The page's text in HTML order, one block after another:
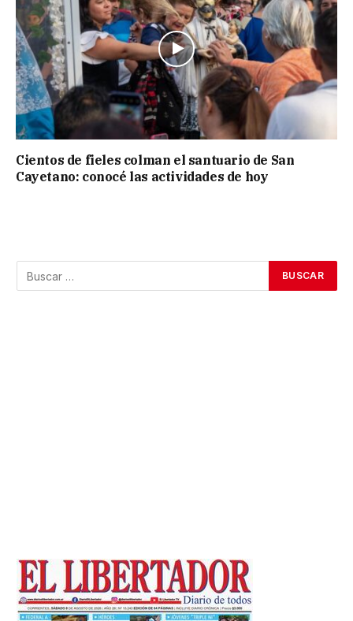
Cientos de fieles colman el santuario de San
Cayetano: conocé las actividades de hoy